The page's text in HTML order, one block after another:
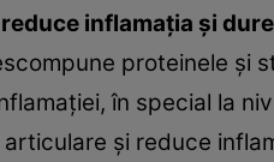
inflamaţia şi
proteinele şi
în special la
şi reduce